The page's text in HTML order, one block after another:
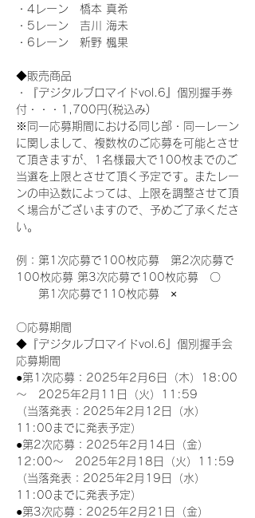
・4レーン　橋本 真希
・5レーン　吉川 海未
・6レーン　新野 楓果
◆販売商品
・『デジタルブロマイドvol.6』個別握手券
付・・・1,700円(税込み)
※同一応募期間における同じ部・同一レーン
に関しまして、複数枚のご応募を可能とさせ
て頂きますが、1名様最大で100枚までのご
当選を上限とさせて頂く予定です。またレー
ンの申込数によっては、上限を調整させて頂
く場合がございますので、予めご了承くださ
い。
例：第1次応募で100枚応募　第2次応募で
100枚応募 第3次応募で100枚応募　〇
第1次応募で110枚応募　×
〇応募期間
◆『デジタルブロマイドvol.6』個別握手会
応募期間
●第1次応募：2025年2月6日（木）18:00
～　2025年2月11日（火）11:59
（当落発表：2025年2月12日（水）
11:00までに発表予定）
●第2次応募：2025年2月14日（金）
12:00～　2025年2月18日（火）11:59
（当落発表：2025年2月19日（水）
11:00までに発表予定）
●第3次応募：2025年2月21日（金）